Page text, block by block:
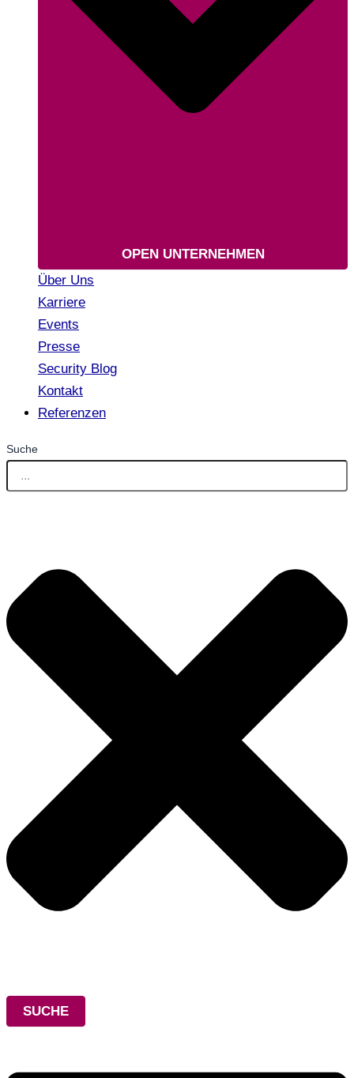
OPEN UNTERNEHMEN
Über Uns
Karriere
Events
Presse
Security Blog
Kontakt
Referenzen
Suche
SUCHE